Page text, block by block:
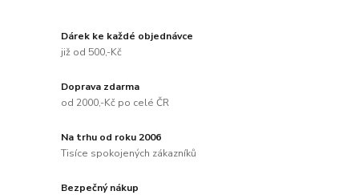
Dárek ke každé objednávce
již od 500,-Kč
Doprava zdarma
od 2000,-Kč po celé ČR
Na trhu od roku 2006
Tisíce spokojených zákazníků
Bezpečný nákup